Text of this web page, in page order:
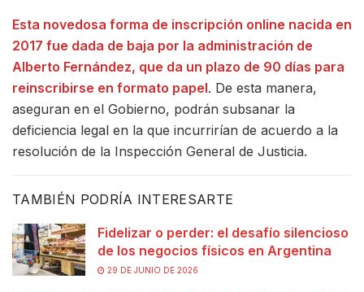
Esta novedosa forma de inscripción online nacida en
2017 fue dada de baja por la administración de
Alberto Fernández, que da un plazo de 90 días para
reinscribirse en formato papel. De esta manera,
aseguran en el Gobierno, podrán subsanar la
deficiencia legal en la que incurrirían de acuerdo a la
resolución de la Inspección General de Justicia.
TAMBIÉN PODRÍA INTERESARTE
Fidelizar o perder: el desafío silencioso
de los negocios físicos en Argentina
29 DE JUNIO DE 2026